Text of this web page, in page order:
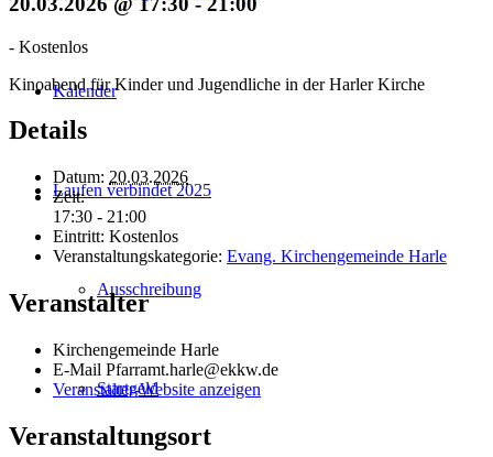
Kalender
Laufen verbindet 2025
Ausschreibung
Startgeld
- Kostenlos
Kinoabend für Kinder und Jugendliche in der Harler Kirche
Details
Datum: 20.03.2026
Zeit:
17:30 - 21:00
Eintritt: Kostenlos
Veranstaltungskategorie: Evang. Kirchengemeinde Harle
Veranstalter
Kirchengemeinde Harle
E-Mail Pfarramt.harle@ekkw.de
Veranstalter-Website anzeigen
Veranstaltungsort